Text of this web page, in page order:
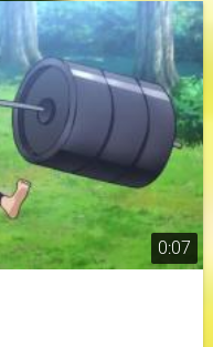
0:07